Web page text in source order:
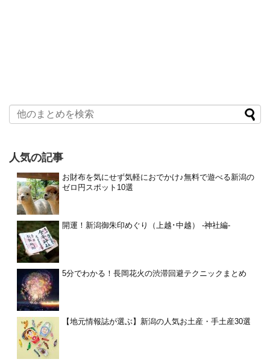
人気の記事
お財布を気にせず気軽におでかけ♪無料で遊べる新潟の
ゼロ円スポット10選
開運！新潟御朱印めぐり（上越･中越） -神社編-
5分でわかる！長岡花火の渋滞回避テクニックまとめ
【地元情報誌が選ぶ】新潟の人気お土産・手土産30選